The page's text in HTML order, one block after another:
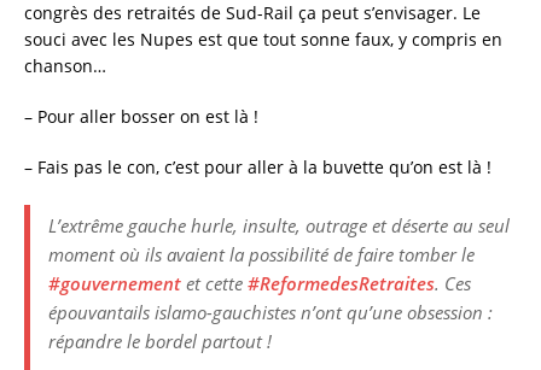
congrès des retraités de Sud-Rail ça peut s’envisager. Le
souci avec les Nupes est que tout sonne faux, y compris en
chanson…
– Pour aller bosser on est là !
– Fais pas le con, c’est pour aller à la buvette qu’on est là !
L’extrême gauche hurle, insulte, outrage et déserte au seul
moment où ils avaient la possibilité de faire tomber le
#gouvernement et cette #ReformedesRetraites. Ces
épouvantails islamo-gauchistes n’ont qu’une obsession :
répandre le bordel partout !